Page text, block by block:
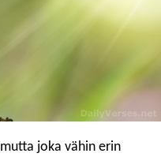
mutta joka vähin erin